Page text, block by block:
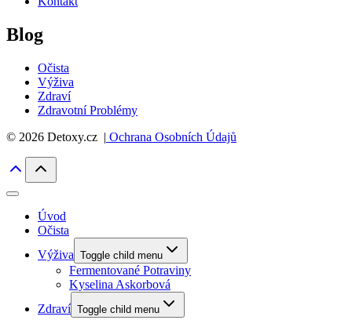
Blog
Očista
Výživa
Zdraví
Zdravotní Problémy
© 2026 Detoxy.cz | Ochrana Osobních Údajů
Úvod
Očista
Výživa Toggle child menu
Fermentované Potraviny
Kyselina Askorbová
Zdraví Toggle child menu